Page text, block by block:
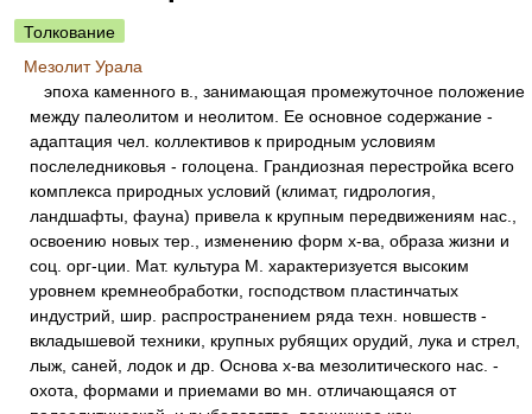
Толкование
Мезолит Урала
эпоха каменного в., занимающая промежуточное положение
между палеолитом и неолитом. Ее основное содержание -
адаптация чел. коллективов к природным условиям
послеледниковья - голоцена. Грандиозная перестройка всего
комплекса природных условий (климат, гидрология,
ландшафты, фауна) привела к крупным передвижениям нас.,
освоению новых тер., изменению форм х-ва, образа жизни и
соц. орг-ции. Мат. культура М. характеризуется высоким
уровнем кремнеобработки, господством пластинчатых
индустрий, шир. распространением ряда техн. новшеств -
вкладышевой техники, крупных рубящих орудий, лука и стрел,
лыж, саней, лодок и др. Основа х-ва мезолитического нас. -
охота, формами и приемами во мн. отличающаяся от